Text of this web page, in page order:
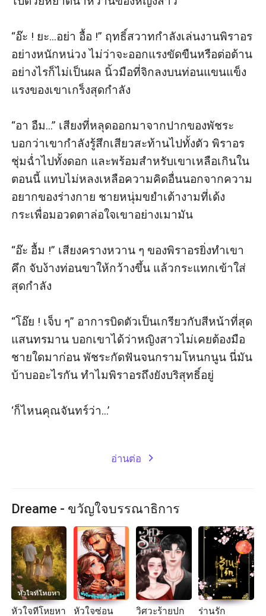
“อ๊ะ ! ยะ...อย่า อื้อ !” ฤทธิ์สวาทกำลังเล่นงานพิราอร
อย่างหนักหน่วง ไม่ว่าจะออกแรงขัดขืนหรือต่อต้าน
อย่างไรก็ไม่เป็นผล นิ้วมือที่จิกลงบนท่อนแขนแข็ง
แรงของเขาเกร็งสุดกำลัง
“อา อืม...” เสียงที่หลุดออกมาจากปากของพัชระ
บอกว่าเขากำลังรู้สึกเสียวสะท้านไปทั้งตัว พิราอร
ชุ่มฉ่ำไปทั้งดอก และพร้อมสำหรับเขาเหลือเกินใน
ตอนนี้ แทบไม่หลงเหลือความคิดอื่นนอกจากความ
อยากของร่างกาย ชายหนุ่มขยำเต้างามที่เด้ง
กระเพื่อมอวดตาล่อใจเขาอย่างเมามัน
“อ๊ะ อื้ม !” เสียงครางหวาน ๆ ของพิราอรยิ่งทำเขา
คึก จับง้างท่อนขาให้กว้างขึ้น แล้วกระแทกเข้าใส่
สุดกำลัง
“โอ๊ย ! เจ็บ ๆ” อาการบิดตัวเป็นเกรียวกับสีหน้าที่สุด
แสนทรมาน บอกเขาได้ว่าหญิงสาวไม่เคยต้องมือ
ชายใดมาก่อน พัชระกัดฟันจนกรามโหนกนูน นี่มัน
บ้าบออะไรกัน ทำไมพิราอรถึงยังบริสุทธิ์อยู่
‘ก็ไหนคุณจันทร์ว่า...’
อ่านต่อ expand_more
Dreame - ขวัญใจบรรณาธิการ
หัวใจที่โหยหา หัวใจซ่อน วิศวะร้ายปก ร่านรัก